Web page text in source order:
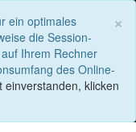
×
ein optimales
die Session-
Ihrem Rechner
des Online-
einverstanden, klicken